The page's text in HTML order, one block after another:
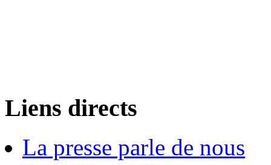
Liens directs
La presse parle de nous